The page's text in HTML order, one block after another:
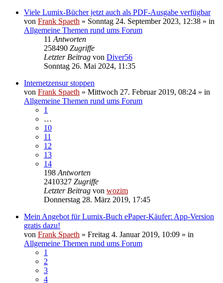
Viele Lumix-Bücher jetzt auch als PDF-Ausgabe verfügbar
von Frank Spaeth » Sonntag 24. September 2023, 12:38 » in
Allgemeine Themen rund ums Forum
11 Antworten
258490 Zugriffe
Letzter Beitrag von Diver56
Sonntag 26. Mai 2024, 11:35
Internetzensur stoppen
von Frank Spaeth » Mittwoch 27. Februar 2019, 08:24 » in
Allgemeine Themen rund ums Forum
1
…
10
11
12
13
14
198 Antworten
2410327 Zugriffe
Letzter Beitrag von wozim
Donnerstag 28. März 2019, 17:45
Mein Angebot für Lumix-Buch ePaper-Käufer: App-Version
gratis dazu!
von Frank Spaeth » Freitag 4. Januar 2019, 10:09 » in
Allgemeine Themen rund ums Forum
1
2
3
4